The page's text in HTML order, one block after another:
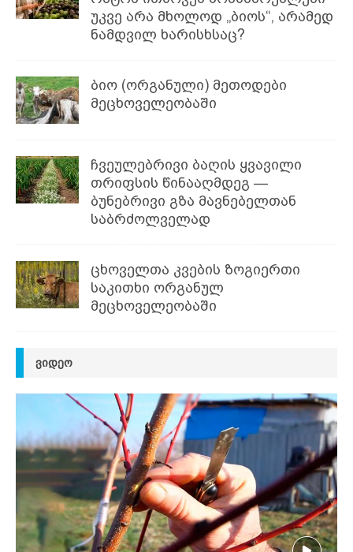
უკვე არა მხოლოდ „ბიოს“, არამედ
ნამდვილ ხარისხსაც?
ბიო (ორგანული) მეთოდები
მეცხოველეობაში
ჩვეულებრივი ბაღის ყვავილი
თრიფსის წინააღმდეგ —
ბუნებრივი გზა მავნებელთან
საბრძოლველად
ცხოველთა კვების ზოგიერთი
საკითხი ორგანულ
მეცხოველეობაში
ᲕᲘᲓᲔᲝ